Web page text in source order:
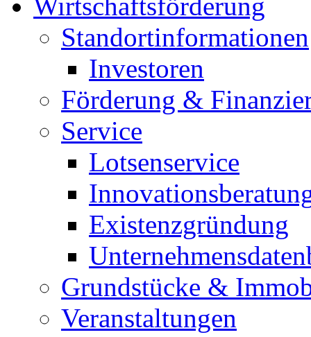
Standortinformationen
Investoren
Förderung &
Service
Lotsenservice
Existenzgründung
Grundstücke &
Veranstaltungen